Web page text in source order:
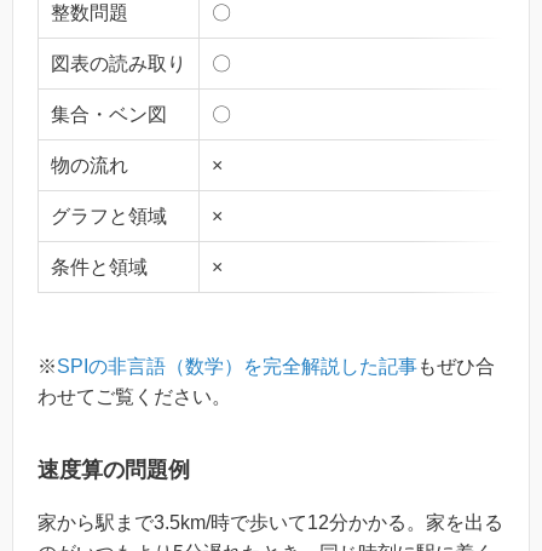
整数問題 〇
図表の読み取り 〇
集合・ベン図 〇
物の流れ ×
グラフと領域 ×
条件と領域 ×
※SPIの非言語（数学）を完全解説した記事もぜひ合
わせてご覧ください。
速度算の問題例
家から駅まで3.5km/時で歩いて12分かかる。家を出る